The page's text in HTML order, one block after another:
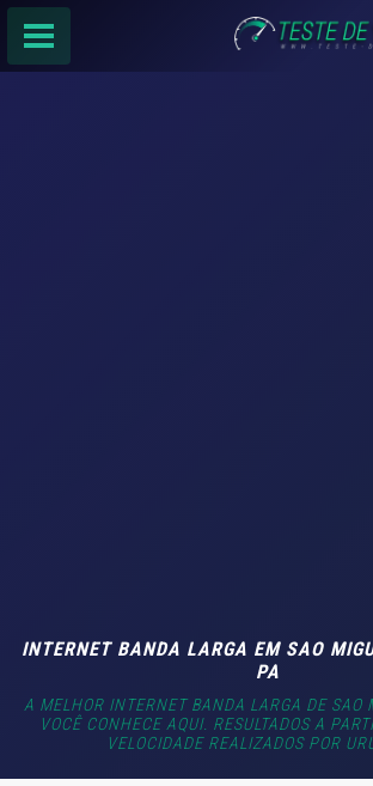
INTERNET BANDA LARGA EM SAO
PA
A MELHOR INTERNET BANDA LARGA DE SAO
VOCÊ CONHECE AQUI. RESULTADOS A
VELOCIDADE REALIZADOS POR